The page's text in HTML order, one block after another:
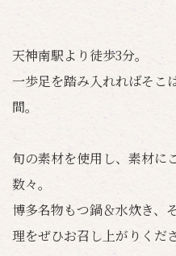
天神南駅より徒歩3分。
一歩足を踏み入れればそこ
間。
旬の素材を使用し、素材に
数々。
博多名物もつ鍋＆水炊き、
理をぜひお召し上がりくださ